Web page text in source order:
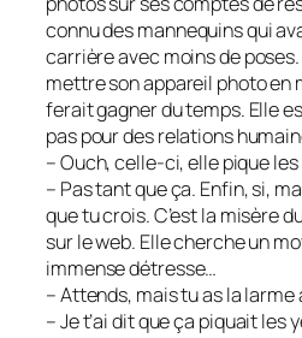
connu des mannequins qui
carrière avec moins de
mettre son appareil photo en
ferait gagner du temps. Elle
pas pour des relations
– Ouch, celle-ci, elle pique les
– Pas tant que ça. Enfin, si,
que tu crois. C’est la misère
sur le web. Elle cherche un
immense détresse…
– Attends, mais tu as la larme
– Je t’ai dit que ça piquait les